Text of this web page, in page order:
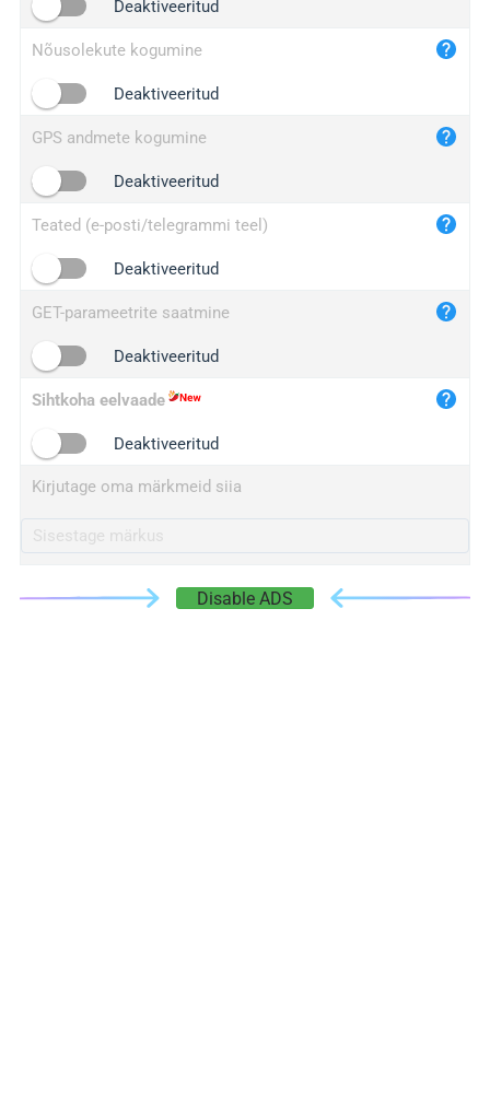
2no.co
yip.su
iplogger.info
Deaktiveeritud
Nõusolekute kogumine
Deaktiveeritud
GPS andmete kogumine
Deaktiveeritud
Teated (e-posti/telegrammi teel)
Deaktiveeritud
GET-parameetrite saatmine
Deaktiveeritud
Sihtkoha eelvaade
Deaktiveeritud
Kirjutage oma märkmeid siia
Disable ADS